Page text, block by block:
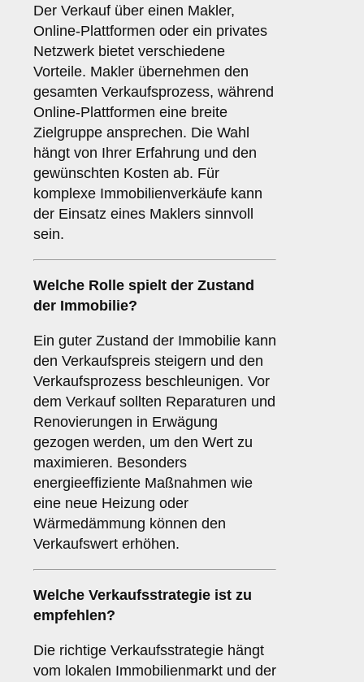
Der Verkauf über einen Makler,
Online-Plattformen oder ein privates
Netzwerk bietet verschiedene
Vorteile. Makler übernehmen den
gesamten Verkaufsprozess, während
Online-Plattformen eine breite
Zielgruppe ansprechen. Die Wahl
hängt von Ihrer Erfahrung und den
gewünschten Kosten ab. Für
komplexe Immobilienverkäufe kann
der Einsatz eines Maklers sinnvoll
sein.
Welche Rolle spielt der Zustand
der Immobilie?
Ein guter Zustand der Immobilie kann
den Verkaufspreis steigern und den
Verkaufsprozess beschleunigen. Vor
dem Verkauf sollten Reparaturen und
Renovierungen in Erwägung
gezogen werden, um den Wert zu
maximieren. Besonders
energieeffiziente Maßnahmen wie
eine neue Heizung oder
Wärmedämmung können den
Verkaufswert erhöhen.
Welche Verkaufsstrategie ist zu
empfehlen?
Die richtige Verkaufsstrategie hängt
vom lokalen Immobilienmarkt und der